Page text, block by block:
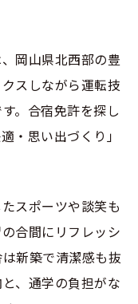
岡山県北西部の豊
スしながら運転技
。合宿免許を探し
・思い出づくり」
スポーツや談笑も
合間にリフレッシ
新築で清潔感も抜
、通学の負担がな